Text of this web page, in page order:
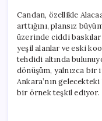
Candan, özellikle
arttığını, plansız
üzerinde ciddi
yeşil alanlar ve eski
tehdidi altında
dönüşüm, yalnızca bir
Ankara’nın
bir örnek teşkil ediyor.